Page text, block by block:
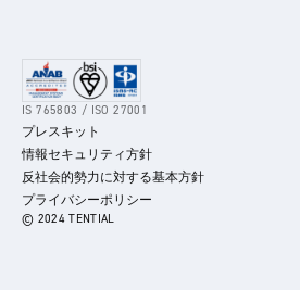
IS 765803 / ISO 27001
プレスキット
情報セキュリティ方針
反社会的勢力に対する基本方針
プライバシーポリシー
© 2024 TENTIAL